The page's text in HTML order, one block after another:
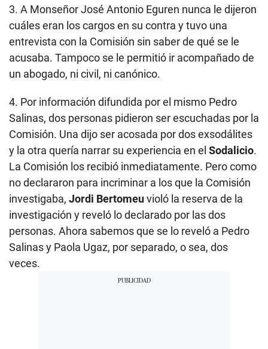
3. A Monseñor José Antonio Eguren nunca le dijeron
cuáles eran los cargos en su contra y tuvo una
entrevista con la Comisión sin saber de qué se le
acusaba. Tampoco se le permitió ir acompañado de
un abogado, ni civil, ni canónico.
4. Por información difundida por el mismo Pedro
Salinas, dos personas pidieron ser escuchadas por la
Comisión. Una dijo ser acosada por dos exsodálites
y la otra quería narrar su experiencia en el Sodalicio.
La Comisión los recibió inmediatamente. Pero como
no declararon para incriminar a los que la Comisión
investigaba, Jordi Bertomeuvioló la reserva de la
investigación y reveló lo declarado por las dos
personas. Ahora sabemos que se lo reveló a Pedro
Salinas y Paola Ugaz, por separado, o sea, dos
veces.